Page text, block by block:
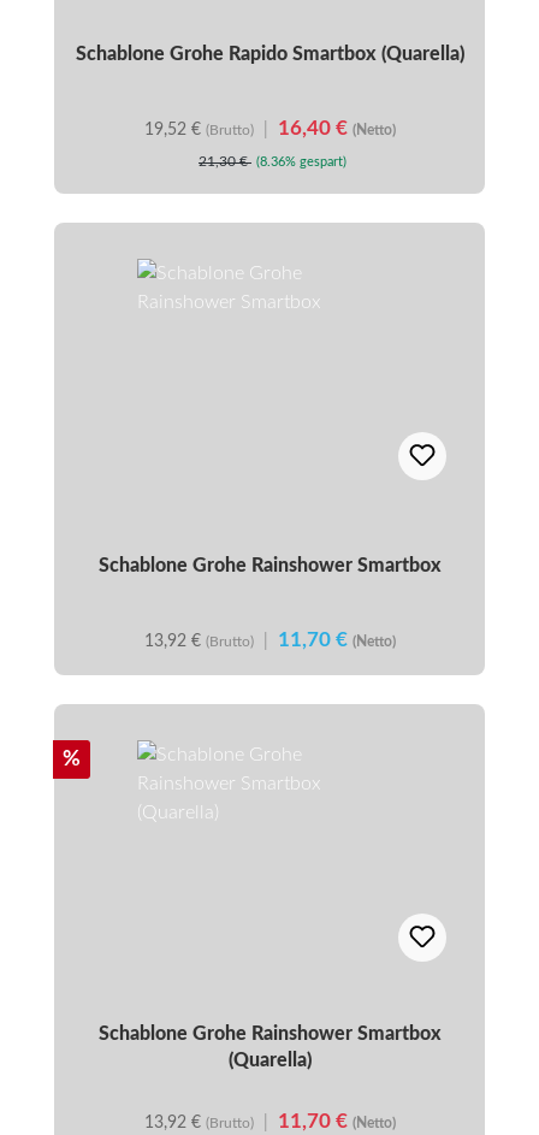
Schablone Grohe Rapido Smartbox (Quarella)
19,52 € (Brutto) 16,40 € (Netto)
21,30 € (8.36% gespart)
Schablone Grohe Rainshower Smartbox
13,92 € (Brutto) 11,70 € (Netto)
Rabatt
%
Schablone Grohe Rainshower Smartbox
(Quarella)
13,92 € (Brutto) 11,70 € (Netto)